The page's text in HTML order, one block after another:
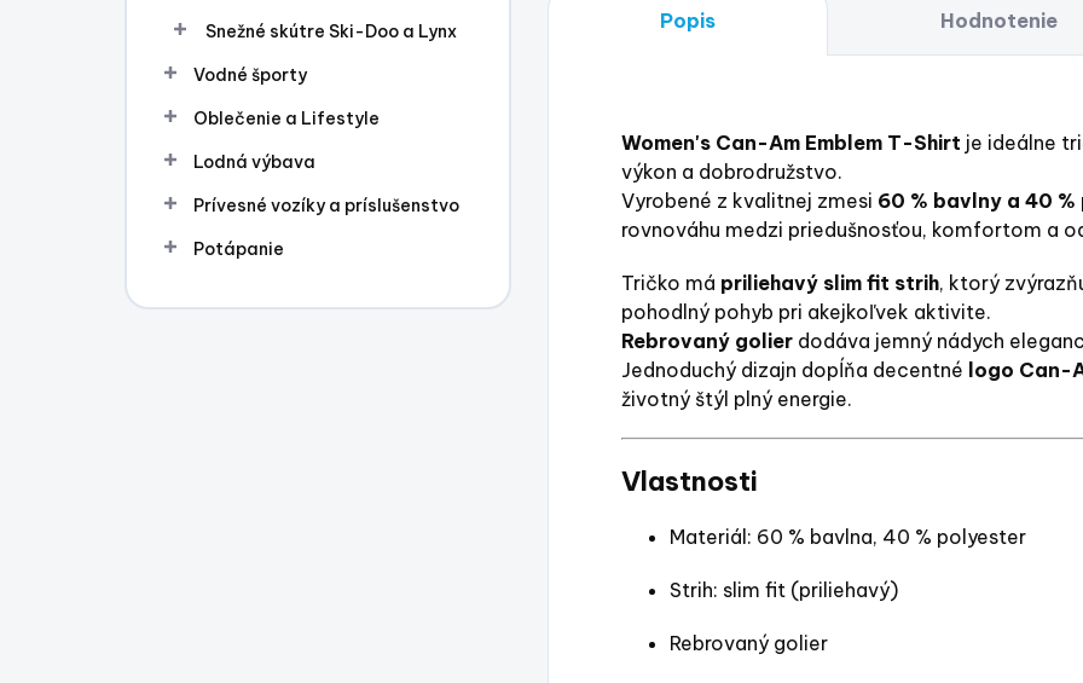
Snežné skútre Ski-Doo a Lynx
Vodné športy
Oblečenie a Lifestyle
Lodná výbava
Prívesné vozíky a príslušenstvo
Potápanie
Popis Hodnotenie
Women's Can-Am Emblem T-Shirt je ideálne
výkon a dobrodružstvo.
Vyrobené z kvalitnej zmesi 60 % bavlny a 40
rovnováhu medzi priedušnosťou, komfortom a
Tričko má priliehavý slim fit strih, ktorý
pohodlný pohyb pri akejkoľvek aktivite.
Rebrovaný golier dodáva jemný nádych
Jednoduchý dizajn dopĺňa decentné logo Can-
životný štýl plný energie.
Vlastnosti
Materiál: 60 % bavlna, 40 % polyester
Strih: slim fit (priliehavý)
Rebrovaný golier